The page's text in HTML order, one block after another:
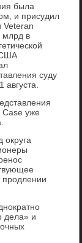
была
и присудил
Veteran
млрд в
США
суду
уже
округа
продлении
дела» и